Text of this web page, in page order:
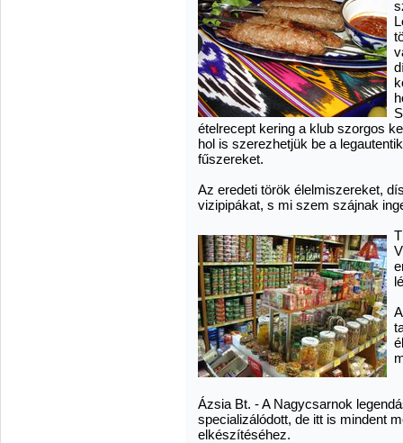
ételrecept kering a klub szorgos
hol is szerezhetjük be a
fűszereket.
Az eredeti török élelmiszereket,
vizipipákat, s mi szem szájnak
Ázsia Bt. - A Nagycsarnok
specializálódott, de itt is mindent
elkészítéséhez.